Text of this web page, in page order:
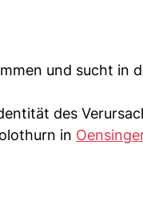
und sucht in
des
in